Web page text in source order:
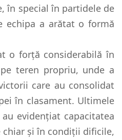
în special în partidele de
echipa a arătat o formă
o forță considerabilă în
teren propriu, unde a
care au consolidat
în clasament. Ultimele
evidențiat capacitatea
chiar și în condiții dificile,